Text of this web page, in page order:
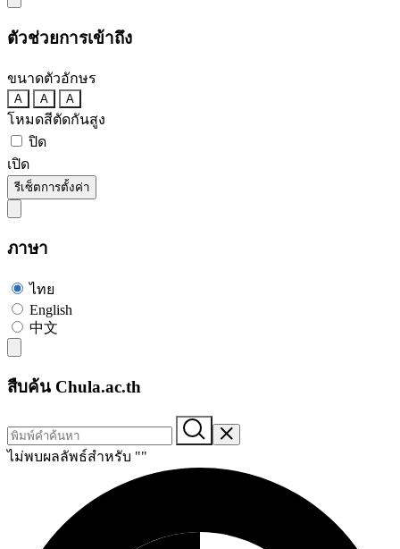
ตัวช่วยการเข้าถึง
ขนาดตัวอักษร
A A A
โหมดสีตัดกันสูง
ปิด
เปิด
รีเซ็ตการตั้งค่า
ภาษา
ไทย
English
中文
สืบค้น Chula.ac.th
ไม่พบผลลัพธ์สำหรับ ""